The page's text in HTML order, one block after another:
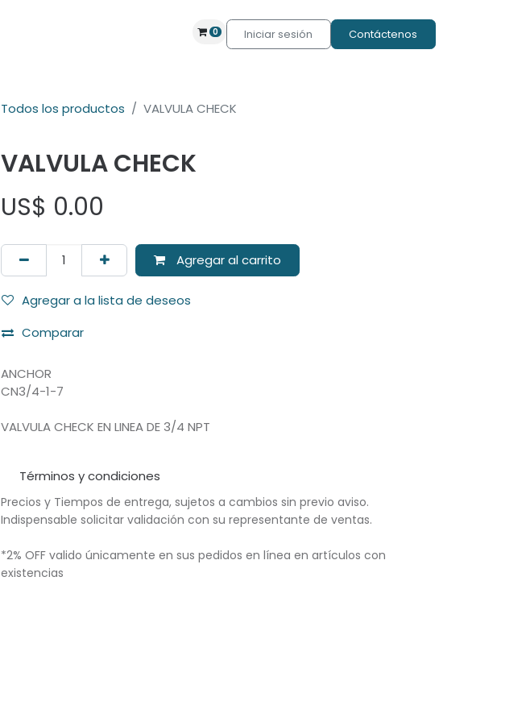
0 Iniciar sesión Contáctenos
Todos los productos VALVULA CHECK
VALVULA CHECK
US$ 0.00
Agregar al carrito
Agregar a la lista de deseos
Comparar
ANCHOR
CN3/4-1-7
VALVULA CHECK EN LINEA DE 3/4 NPT
Términos y condiciones
Precios y Tiempos de entrega, sujetos a cambios sin previo aviso.
Indispensable solicitar validación con su representante de ventas.
*2% OFF valido únicamente en sus pedidos en línea en artículos con
existencias